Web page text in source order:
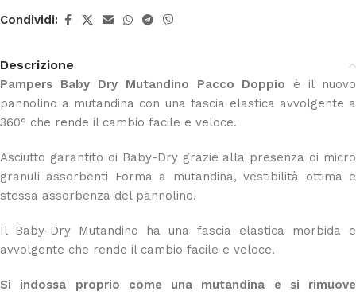
Condividi:
Descrizione
Pampers Baby Dry Mutandino Pacco Doppio è il nuovo
pannolino a mutandina con una fascia elastica avvolgente a
360° che rende il cambio facile e veloce.
Asciutto garantito di Baby-Dry grazie alla presenza di micro
granuli assorbenti Forma a mutandina, vestibilità ottima e
stessa assorbenza del pannolino.
Il Baby-Dry Mutandino ha una fascia elastica morbida e
avvolgente che rende il cambio facile e veloce.
Si indossa proprio come una mutandina e si rimuove